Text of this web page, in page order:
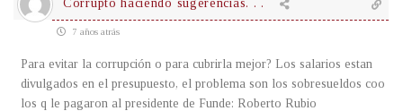
Corrupto haciendo sugerencias. . .
7 años atrás
Para evitar la corrupción o para cubrirla mejor? Los salarios estan
divulgados en el presupuesto, el problema son los sobresueldos coo
los q le pagaron al presidente de Funde: Roberto Rubio